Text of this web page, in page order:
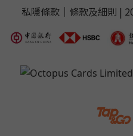
私隱條款｜ 條款及細則 |